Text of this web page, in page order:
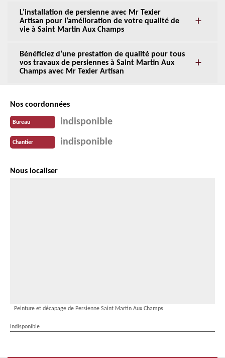
L’installation de persienne avec Mr Texier
Artisan pour l’amélioration de votre qualité de
vie à Saint Martin Aux Champs
Bénéficiez d’une prestation de qualité pour tous
vos travaux de persiennes à Saint Martin Aux
Champs avec Mr Texier Artisan
Nos coordonnées
Bureau indisponible
Chantier indisponible
Nous localiser
Peinture et décapage de Persienne Saint Martin Aux Champs
indisponible